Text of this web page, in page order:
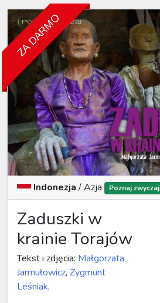
ZA DARMO
Indonezja/ Azja Poznaj zwyczaj
Zaduszki w
krainie Torajów
Tekst i zdjęcia: Małgorzata
Jarmułowicz, Zygmunt
Leśniak,